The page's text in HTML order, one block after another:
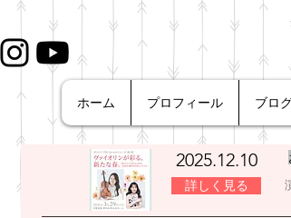
ホーム プロフィール ブロ
2025.12.10
詳しく見る